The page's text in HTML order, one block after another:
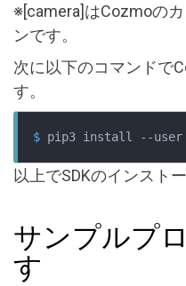
※[camera]はCozmoの
ンです。
次に以下のコマンドで
す。
$ pip3 install --user
以上でSDKのインスト
サンプルプ
す